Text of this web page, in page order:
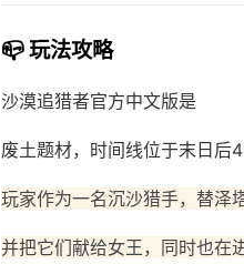
📪 玩法攻略
沙漠追猎者官方中文版是
废土题材，时间线位于末日后
玩家作为一名沉沙猎手，替泽
并把它们献给女王，同时也在